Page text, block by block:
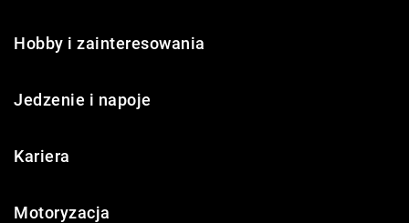
Hobby i zainteresowania
Jedzenie i napoje
Kariera
Motoryzacja